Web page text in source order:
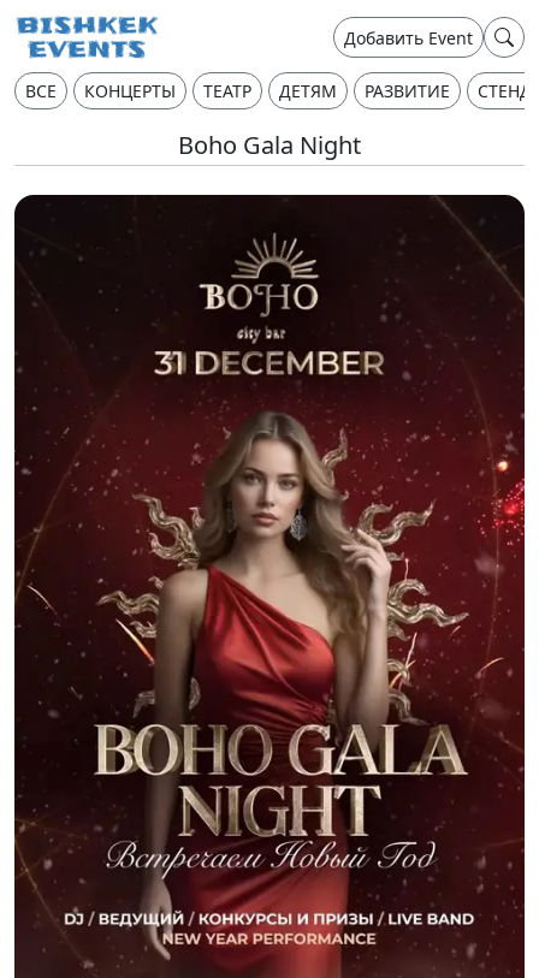
Добавить Event
ВСЕ КОНЦЕРТЫ ТЕАТР ДЕТЯМ РАЗВИТИЕ
Boho Gala Night